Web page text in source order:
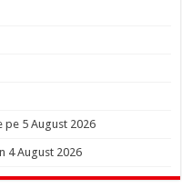
pe 5 August 2026
4 August 2026